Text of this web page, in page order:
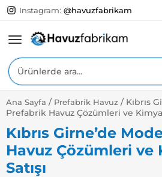
Instagram: @havuzfabrikam
Ara:
Yüzme Havuzları
Havuz Ekipmanları
Havuz Kimyasalları
Ana Sayfa / Prefabrik Havuz / Kıbrıs
Prefabrik Havuz Çözümleri ve
Kıbrıs Girne’de
Havuz Çözümleri ve
Satışı